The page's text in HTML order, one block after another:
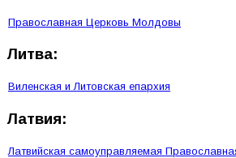
Православная Церковь Молдовы
Литва:
Виленская и Литовская епархия
Латвия:
Латвийская самоуправляемая